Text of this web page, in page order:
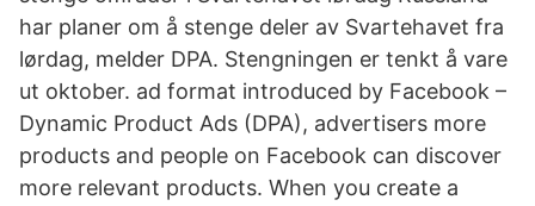
har planer om å stenge deler av Svartehavet fra
lørdag, melder DPA. Stengningen er tenkt å vare
ut oktober. ad format introduced by Facebook –
Dynamic Product Ads (DPA), advertisers more
products and people on Facebook can discover
more relevant products. When you create a